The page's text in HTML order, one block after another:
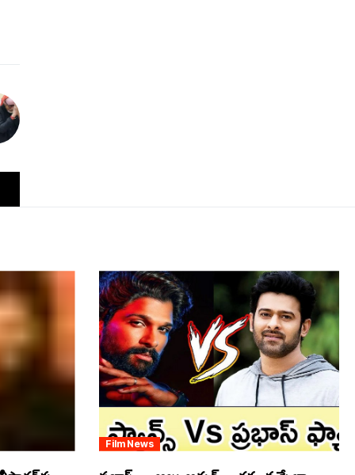
Film News